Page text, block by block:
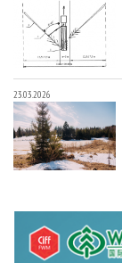
23.03.2026